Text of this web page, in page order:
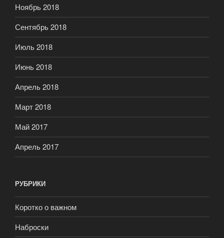
Ноябрь 2018
Сентябрь 2018
Июль 2018
Июнь 2018
Апрель 2018
Март 2018
Май 2017
Апрель 2017
РУБРИКИ
Коротко о важном
Наброски